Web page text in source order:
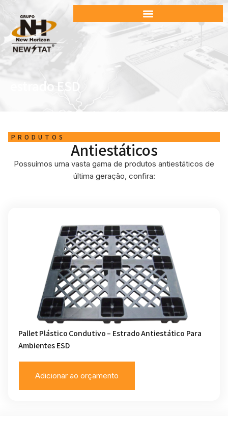
estrado ESD
PRODUTOS
Antiestáticos
Possuímos uma vasta gama de produtos antiestáticos de
última geração, confira:
Pallet Plástico Condutivo – Estrado Antiestático Para
Ambientes ESD
Adicionar ao orçamento